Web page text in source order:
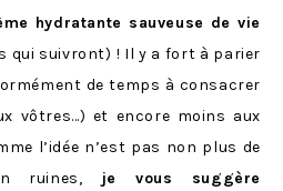
hydratante sauveuse de vie
qui suivront) ! Il y a fort à parier
de temps à consacrer
vôtres…) et encore moins aux
l’idée n’est pas non plus de
ruines,
je vous suggère